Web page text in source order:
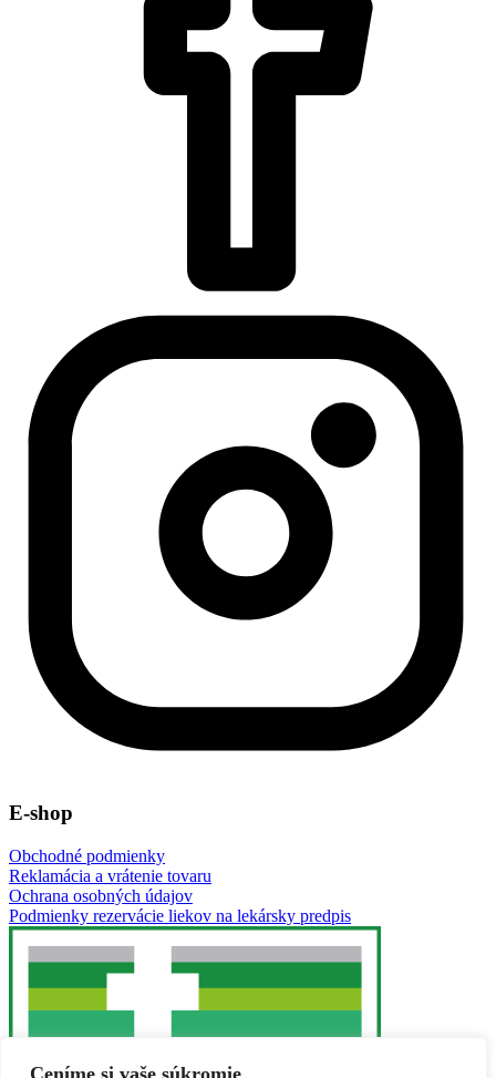
Ceníme si vaše súkromie
E-shop
Obchodné podmienky
Reklamácia a vrátenie tovaru
Ochrana osobných údajov
Podmienky rezervácie liekov na lekársky predpis